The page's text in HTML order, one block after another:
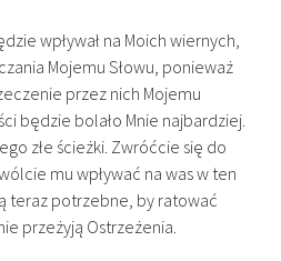
wpływał na Moich wiernych,
Mojemu Słowu, ponieważ
przez nich Mojemu
będzie bolało Mnie najbardziej.
złe ścieżki. Zwróćcie się do
mu wpływać na was w ten
teraz potrzebne, by ratować
przeżyją Ostrzeżenia.